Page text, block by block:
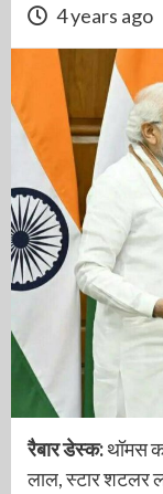
4 years ago
रैबार डेस्क:थॉमस
लाल, स्टार शटलर